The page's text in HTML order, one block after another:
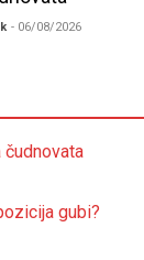
- 06/08/2026
čudnovata
gubi?